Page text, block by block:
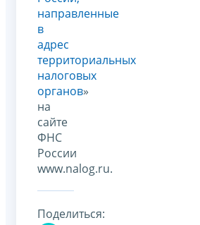
направленные
в
адрес
территориальных
налоговых
органов»
на
сайте
ФНС
России
www.nalog.ru.
Поделиться: